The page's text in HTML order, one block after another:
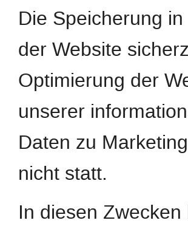
Die Speicherung
der Website
Optimierung der
unserer
Daten zu
nicht statt.
In diesen